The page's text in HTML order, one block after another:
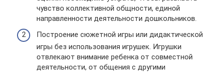
чувство коллективной общности, единой
направленности деятельности дошкольников.
Построение сюжетной игры или дидактической
игры без использования игрушек. Игрушки
отвлекают внимание ребенка от совместной
деятельности, от общения с другими